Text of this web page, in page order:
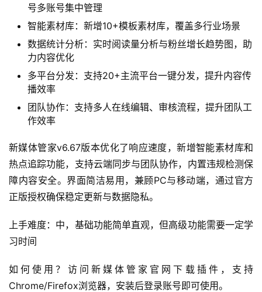
号多账号集中管理
智能素材库：新增10+模板素材库，覆盖多行业场景
数据统计分析：实时阅读量分析与粉丝增长趋势图，助
力内容优化
多平台分发：支持20+主流平台一键分发，提升内容传
播效率
团队协作：支持多人在线编辑、审核流程，提升团队工
作效率
新媒体管家v6.67版本优化了响应速度，新增智能素材库和
热点追踪功能，支持云端同步与团队协作，内置违规检测保
障内容安全。界面简洁易用，兼顾PC与移动端，通过官方
正版授权确保稳定更新与数据隐私。
上手难度：中，基础功能简单直观，但高级功能需要一定学
习时间
如何使用？访问新媒体管家官网下载插件，支持
Chrome/Firefox浏览器，安装后登录账号即可使用。